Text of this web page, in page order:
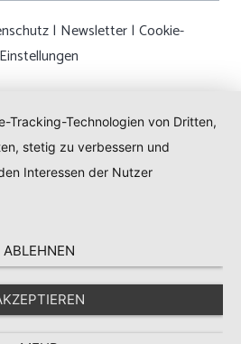
| Newsletter| Cookie-
Einstellungen
Tracking-Technologien von Dritten,
stetig zu verbessern und
Interessen der Nutzer
ABLEHNEN